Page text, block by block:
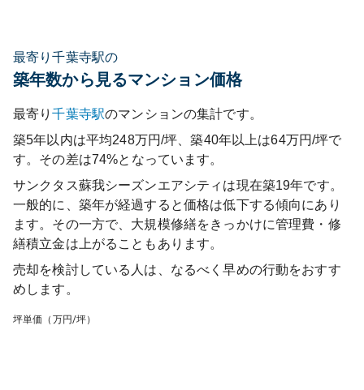
最寄り千葉寺駅の
築年数から見るマンション価格
最寄り千葉寺駅のマンションの集計です。
築5年以内は平均248万円/坪、築40年以上は64万円/坪で
す。その差は74%となっています。
サンクタス蘇我シーズンエアシティ は現在築19年です。
一般的に、築年が経過すると価格は低下する傾向にあり
ます。その一方で、大規模修繕をきっかけに管理費・修
繕積立金は上がることもあります。
売却を検討している人は、なるべく早めの行動をおすす
めします。
坪単価（万円/坪）